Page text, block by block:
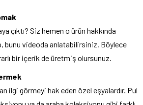
çıktı? Siz hemen o ürün hakkında
bunu videoda anlatabilirsiniz. Böylece
bir içerik de üretmiş olursunuz.
ilgi görmeyi hak eden özel eşyalardır. Pul